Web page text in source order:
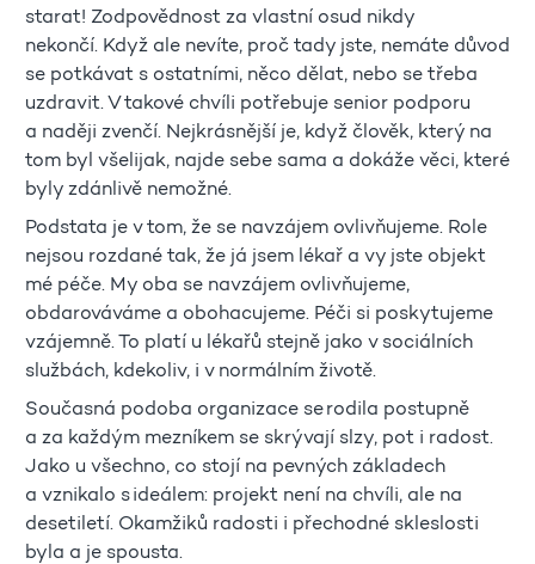
starat! Zodpovědnost za vlastní osud nikdy
nekončí. Když ale nevíte, proč tady jste, nemáte důvod
se potkávat s ostatními, něco dělat, nebo se třeba
uzdravit. V takové chvíli potřebuje senior podporu
a naději zvenčí. Nejkrásnější je, když člověk, který na
tom byl všelijak, najde sebe sama a dokáže věci, které
byly zdánlivě nemožné.
Podstata je v tom, že se navzájem ovlivňujeme. Role
nejsou rozdané tak, že já jsem lékař a vy jste objekt
mé péče. My oba se navzájem ovlivňujeme,
obdarováváme a obohacujeme. Péči si poskytujeme
vzájemně. To platí u lékařů stejně jako v sociálních
službách, kdekoliv, i v normálním životě.
Současná podoba organizace se rodila postupně
a za každým mezníkem se skrývají slzy, pot i radost.
Jako u všechno, co stojí na pevných základech
a vznikalo s ideálem: projekt není na chvíli, ale na
desetiletí. Okamžiků radosti i přechodné skleslosti
byla a je spousta.